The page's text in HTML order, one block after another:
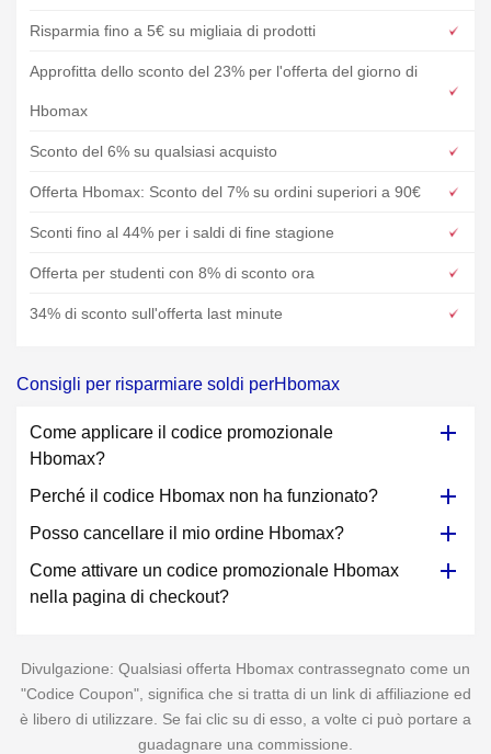
Risparmia fino a 5€ su migliaia di prodotti
Approfitta dello sconto del 23% per l'offerta del giorno di
Hbomax
Sconto del 6% su qualsiasi acquisto
Offerta Hbomax: Sconto del 7% su ordini superiori a 90€
Sconti fino al 44% per i saldi di fine stagione
Offerta per studenti con 8% di sconto ora
34% di sconto sull'offerta last minute
Consigli per risparmiare soldi perHbomax
Come applicare il codice promozionale
Hbomax?
Perché il codice Hbomax non ha funzionato?
Posso cancellare il mio ordine Hbomax?
Come attivare un codice promozionale Hbomax
nella pagina di checkout?
Divulgazione: Qualsiasi offerta Hbomax contrassegnato come un
"Codice Coupon", significa che si tratta di un link di affiliazione ed
è libero di utilizzare. Se fai clic su di esso, a volte ci può portare a
guadagnare una commissione.